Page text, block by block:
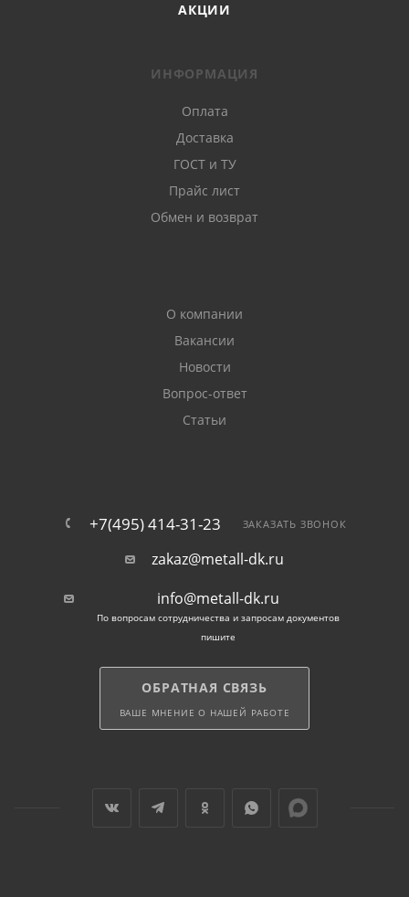
АКЦИИ
ИНФОРМАЦИЯ
Оплата
Доставка
ГОСТ и ТУ
Прайс лист
Обмен и возврат
О компании
Вакансии
Новости
Вопрос-ответ
Статьи
+7(495) 414-31-23 ЗАКАЗАТЬ ЗВОНОК
zakaz@metall-dk.ru
info@metall-dk.ru
По вопросам сотрудничества и запросам документов
пишите
ОБРАТНАЯ СВЯЗЬ
ВАШЕ МНЕНИЕ О НАШЕЙ РАБОТЕ